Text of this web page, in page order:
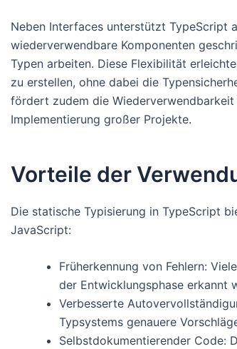
Neben Interfaces unterstützt TypeScript
wiederverwendbare Komponenten
Typen arbeiten. Diese Flexibilität
zu erstellen, ohne dabei die
fördert zudem die
Implementierung großer Projekte.
Vorteile der
Die statische Typisierung in TypeScript
JavaScript:
Früherkennung von Fehlern:
der Entwicklungsphase erkannt
Verbesserte
Typsystems genauere
Selbstdokumentierender Code: